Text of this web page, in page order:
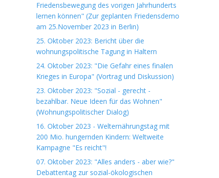
Friedensbewegung des vorigen Jahrhunderts
lernen können" (Zur geplanten Friedensdemo
am 25.November 2023 in Berlin)
25. Oktober 2023: Bericht über die
wohnungspolitische Tagung in Haltern
24. Oktober 2023: "Die Gefahr eines finalen
Krieges in Europa" (Vortrag und Diskussion)
23. Oktober 2023: "Sozial - gerecht -
bezahlbar. Neue Ideen für das Wohnen"
(Wohnungspolitischer Dialog)
16. Oktober 2023 - Welternährungstag mit
200 Mio. hungernden Kindern: Weltweite
Kampagne "Es reicht"!
07. Oktober 2023: "Alles anders - aber wie?"
Debattentag zur sozial-ökologischen